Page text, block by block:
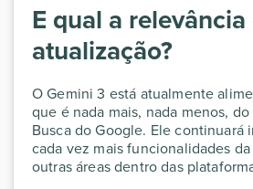
E qual a relevância
atualização?
O Gemini 3 está atualmente
que é nada mais, nada menos,
Busca do Google. Ele continuará
cada vez mais funcionalidades
outras áreas dentro das